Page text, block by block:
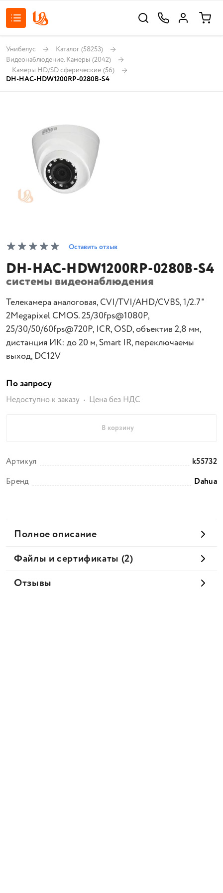
Унибелус Каталог (58253)
Видеонаблюдение. Камеры (2042)
Камеры HD/SD сферические (56)
DH-HAC-HDW1200RP-0280B-S4
Оставить отзыв
DH-HAC-HDW1200RP-0280B-S4
системы видеонаблюдения
Телекамера аналоговая, CVI/TVI/AHD/CVBS, 1/2.7"
2Megapixel CMOS. 25/30fps@1080P,
25/30/50/60fps@720P, ICR, OSD, объектив 2,8 мм,
дистанция ИК: до 20 м, Smart IR, переключаемы
выход, DC12V
По запросу
Недоступно к заказу Цена без НДС
В корзину
Артикул
k55732
Бренд
Dahua
Полное описание
Файлы и сертификаты (2)
Отзывы